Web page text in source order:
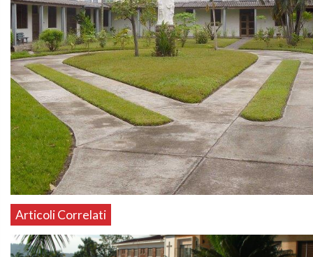
Articoli Correlati